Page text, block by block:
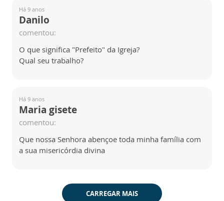
Há 9 anos
Danilo
comentou:
O que significa "Prefeito" da Igreja?
Qual seu trabalho?
Há 9 anos
Maria gisete
comentou:
Que nossa Senhora abençoe toda minha família com
a sua misericórdia divina
CARREGAR MAIS